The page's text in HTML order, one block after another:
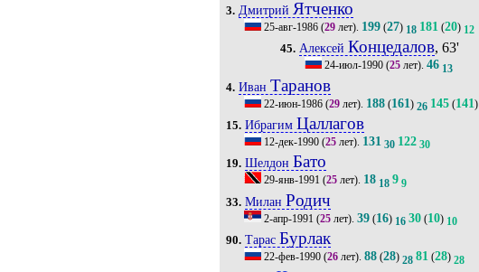
3. Дмитрий Ятченко
25-авг-1986 (29 лет). 199 (27) 18 181 (20) 12
45. Алексей Концедалов, 63'
24-июл-1990(25лет). 46 13
4. ИванТаранов
22-июн-1986 (29 лет). 188 (161) 26 145 (141)
15. Ибрагим Цаллагов
12-дек-1990 (25 лет). 131 30 122 30
19. ШелдонБато
29-янв-1991 (25 лет). 18 18 9 9
33. Милан Родич
2-апр-1991 (25 лет).39 (16) 16 30 (10) 10
90. Тарас Бурлак
22-фев-1990 (26 лет).88 (28) 28 81 (28) 28